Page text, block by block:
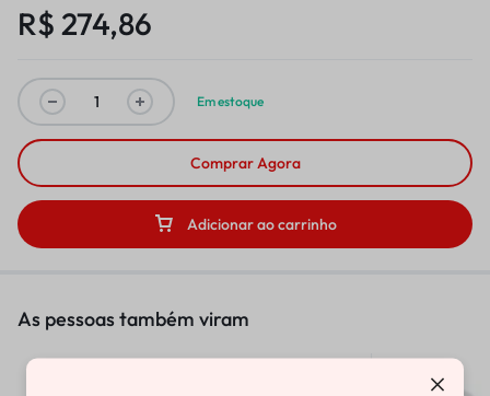
R$ 274,86
Em estoque
Adicionar ao carrinho
Comprar Agora
As pessoas também viram